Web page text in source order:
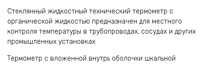
Стеклянный жидкостный технический термометр с
органической жидкостью предназначен для местного
контроля температуры в трубопроводах, сосудах и других
промышленных установках.
Термометр с вложенной внутрь оболочки шкальной